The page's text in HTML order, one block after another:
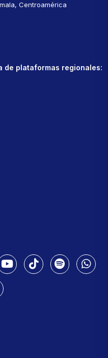
Centroamérica
de plataformas regionales: